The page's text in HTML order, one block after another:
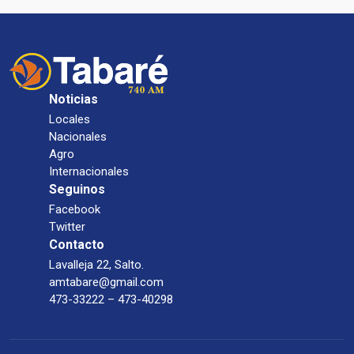
Noticias
Locales
Nacionales
Agro
Internacionales
Seguinos
Facebook
Twitter
Contacto
Lavalleja 22, Salto.
amtabare@gmail.com
473-33222 – 473-40298